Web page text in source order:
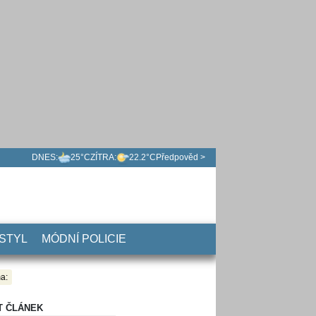
DNES: 25°CZÍTRA: 22.2°C Předpověd >
MÓDNÍ POLICIE
ČLÁNEK